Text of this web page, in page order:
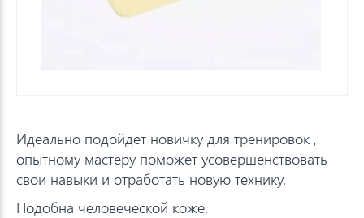
Идеально подойдет новичку для тренировок ,
опытному мастеру поможет усовершенствовать
свои навыки и отработать новую технику.
Подобна человеческой коже.